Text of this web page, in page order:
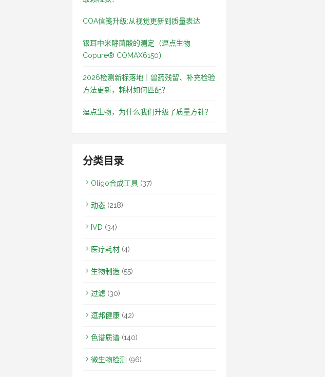
COA信笺升级:从视觉更新到质量表达
银耳中米酵菌酸的测定（逗点生物
Copure® COMAX6150）
2026检测新标落地｜兽药残留、补充检验
方法更新，耗材如何匹配？
逗点生物，为什么我们升级了质量方针？
分类目录
Oligo合成工具 (37)
动态 (218)
IVD (34)
医疗耗材 (4)
生物制造 (55)
过滤 (30)
逗邦健康 (42)
色谱质谱 (140)
微生物检测 (96)